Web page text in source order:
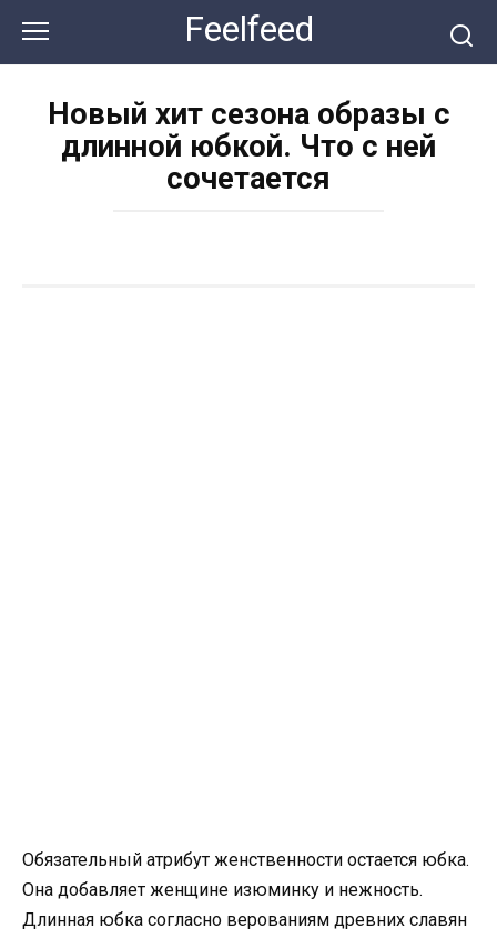
контенту
Feelfeed
Новый хит сезона образы с
длинной юбкой. Что с ней
сочетается
Обязательный атрибут женственности остается юбка.
Она добавляет женщине изюминку и нежность.
Длинная юбка согласно верованиям древних славян